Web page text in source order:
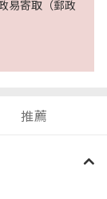
易寄取（郵政
推薦